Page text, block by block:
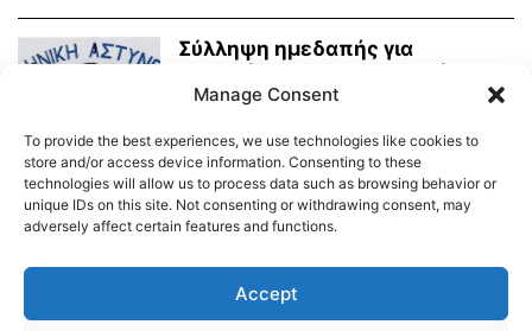
Σύλληψη ημεδαπής για
06.08.2026
Δημοτικό Λιμενικό Ταμείο Τήνου – Άνδρου
Manage Consent
To provide the best experiences, we use technologies like cookies to
store and/or access device information. Consenting to these
technologies will allow us to process data such as browsing behavior or
unique IDs on this site. Not consenting or withdrawing consent, may
adversely affect certain features and functions.
Accept